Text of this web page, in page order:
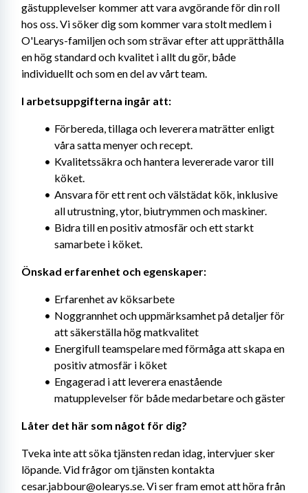
gästupplevelser kommer att vara avgörande för din roll
hos oss. Vi söker dig som kommer vara stolt medlem i
O'Learys-familjen och som strävar efter att upprätthålla
en hög standard och kvalitet i allt du gör, både
individuellt och som en del av vårt team.
I arbetsuppgifterna ingår att:
Förbereda, tillaga och leverera maträtter enligt
våra satta menyer och recept.
Kvalitetssäkra och hantera levererade varor till
köket.
Ansvara för ett rent och välstädat kök, inklusive
all utrustning, ytor, biutrymmen och maskiner.
Bidra till en positiv atmosfär och ett starkt
samarbete i köket.
Önskad erfarenhet och egenskaper:
Erfarenhet av köksarbete
Noggrannhet och uppmärksamhet på detaljer för
att säkerställa hög matkvalitet
Energifull teamspelare med förmåga att skapa en
positiv atmosfär i köket
Engagerad i att leverera enastående
matupplevelser för både medarbetare och gäster
Låter det här som något för dig?
Tveka inte att söka tjänsten redan idag, intervjuer sker
löpande. Vid frågor om tjänsten kontakta
cesar.jabbour@olearys.se. Vi ser fram emot att höra från